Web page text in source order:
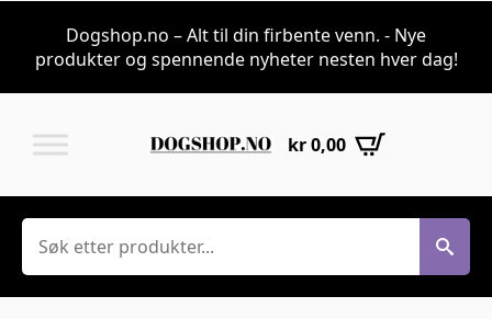
Dogshop.no – Alt til din firbente venn. - Nye
produkter og spennende nyheter nesten hver dag!
kr0,00
Søk